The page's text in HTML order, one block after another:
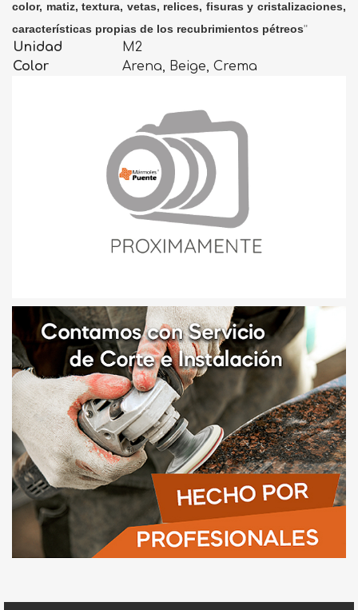
color, matiz, textura, vetas, relices, fisuras y cristalizaciones,
características propias de los recubrimientos pétreos"
Unidad
M2
Color
Arena, Beige, Crema